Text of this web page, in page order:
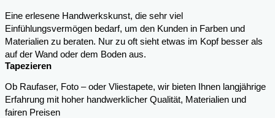
Eine erlesene Handwerkskunst, die sehr viel
Einfühlungsvermögen bedarf, um den Kunden in Farben und
Materialien zu beraten. Nur zu oft sieht etwas im Kopf besser als
auf der Wand oder dem Boden aus.
Tapezieren
Ob Raufaser, Foto – oder Vliestapete, wir bieten Ihnen langjährige
Erfahrung mit hoher handwerklicher Qualität, Materialien und
fairen Preisen